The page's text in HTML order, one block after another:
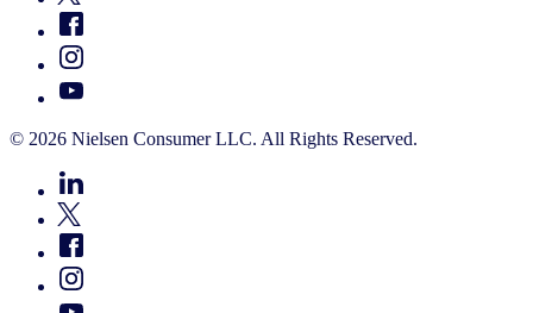
© 2026 Nielsen Consumer LLC. All Rights Reserved.